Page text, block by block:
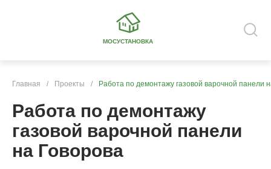
МОСУСТАНОВКА
Главная / Проекты / Работа по демонтажу газовой варочной панели
Работа по демонтажу
газовой варочной панели
на Говорова